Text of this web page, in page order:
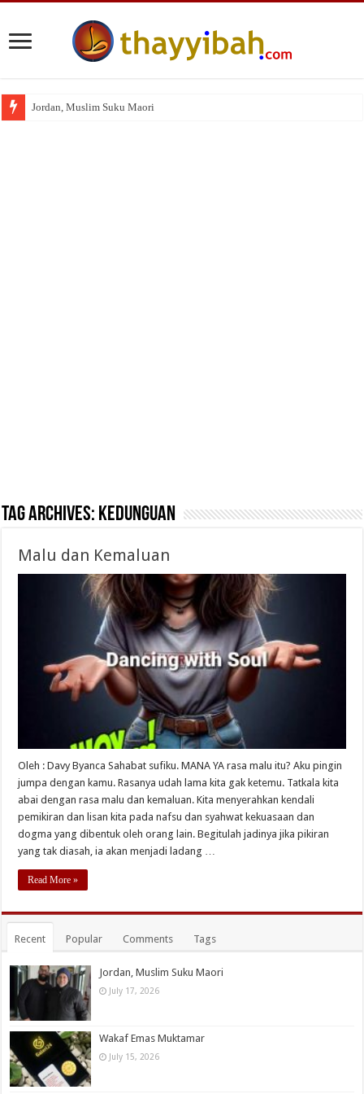
Jordan, Muslim Suku Maori
Tag Archives: Kedunguan
Malu dan Kemaluan
Oleh : Davy Byanca Sahabat sufiku. MANA YA rasa malu itu? Aku pingin
jumpa dengan kamu. Rasanya udah lama kita gak ketemu. Tatkala kita
abai dengan rasa malu dan kemaluan. Kita menyerahkan kendali
pemikiran dan lisan kita pada nafsu dan syahwat kekuasaan dan
dogma yang dibentuk oleh orang lain. Begitulah jadinya jika pikiran
yang tak diasah, ia akan menjadi ladang …
Read More »
Recent Popular Comments Tags
Jordan, Muslim Suku Maori
July 17, 2026
Wakaf Emas Muktamar
July 15, 2026